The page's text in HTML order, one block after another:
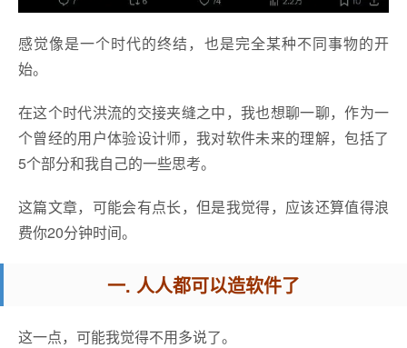
感觉像是一个时代的终结，也是完全某种不同事物的开
始。
在这个时代洪流的交接夹缝之中，我也想聊一聊，作为一
个曾经的用户体验设计师，我对软件未来的理解，包括了
5个部分和我自己的一些思考。
这篇文章，可能会有点长，但是我觉得，应该还算值得浪
费你20分钟时间。
一. 人人都可以造软件了
这一点，可能我觉得不用多说了。